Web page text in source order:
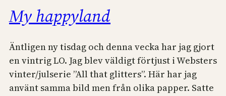
My happyland
Äntligen ny tisdag och denna vecka har jag gjort
en vintrig LO. Jag blev väldigt förtjust i Websters
vinter/julserie ”All that glitters”. Här har jag
använt samma bild men från olika papper. Satte